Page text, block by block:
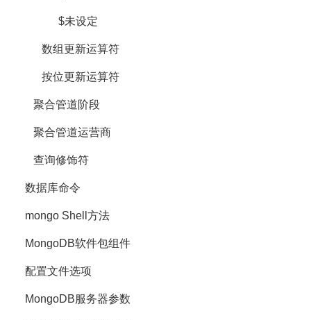
$未设定
数组更新运算符
按位更新运算符
聚合管道阶段
聚合管道运营商
查询修饰符
数据库命令
mongo Shell方法
MongoDB软件包组件
配置文件选项
MongoDB服务器参数